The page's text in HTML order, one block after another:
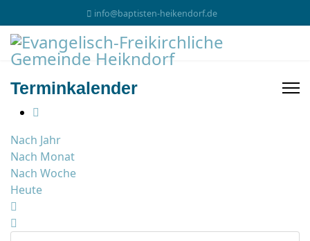
info@baptisten-heikendorf.de
Terminkalender
Nach Jahr
Nach Monat
Nach Woche
Heute